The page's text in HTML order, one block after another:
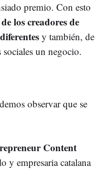
premio. Con esto
los creadores de
y también, de
sociales un negocio.
observar que se
Content
y empresaria catalana